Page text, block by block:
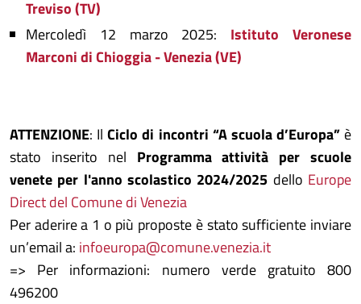
Treviso (TV)
Mercoledì 12 marzo 2025:
Istituto Veronese
Marconi di Chioggia - Venezia (VE)
ATTENZIONE: IlCiclo di incontri “A scuola d’Europa” è
stato inserito nel Programma attività per scuole
venete per l'anno scolastico 2024/2025 dello Europe
Direct del Comune di Venezia
Per aderire a 1 o più proposte è stato sufficiente inviare
un’email a: infoeuropa@comune.venezia.it
=> Per informazioni: numero verde gratuito 800
496200